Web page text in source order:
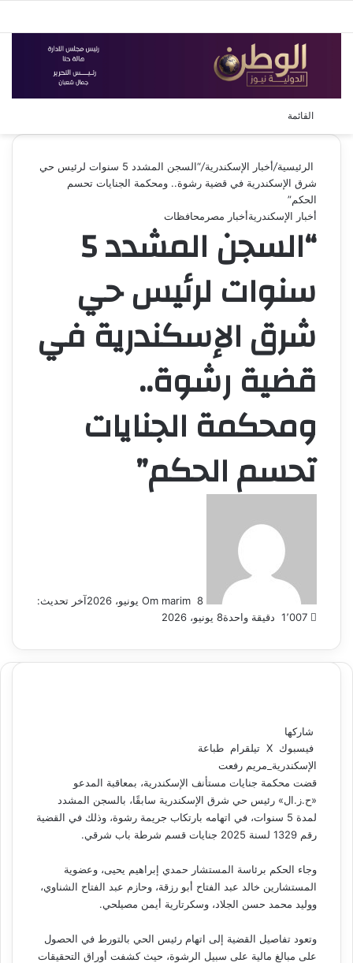
القائمة
الرئيسية/أخبار الإسكندرية/
“السجن المشدد 5 سنوات لرئيس حي
شرق الإسكندرية في قضية رشوة.. ومحكمة الجنايات تحسم
الحكم”
أخبار الإسكندريةأخبار مصر محافظات
“السجن المشدد 5
سنوات لرئيس حي
شرق الإسكندرية في
قضية رشوة..
ومحكمة الجنايات
تحسم الحكم”
Om marim 8 يونيو، 2026
آخر تحديث:
8 يونيو، 2026دقيقة واحدة
شاركها
فيسبوك ‫X تيلقرام طباعة
الإسكندرية_مريم رفعت
قضت محكمة جنايات مستأنف الإسكندرية، بمعاقبة المدعو
«ح.ز.ال» رئيس حي شرق الإسكندرية سابقًا، بالسجن المشدد
لمدة 5 سنوات، في اتهامه بارتكاب جريمة رشوة، وذلك في القضية
رقم 1329 لسنة 2025 جنايات قسم شرطة باب شرقي.
وجاء الحكم برئاسة المستشار حمدي إبراهيم يحيى، وعضوية
المستشارين خالد عبد الفتاح أبو رزقة، وحازم عبد الفتاح الشناوي،
ووليد محمد حسن الجلاد، وسكرتارية أيمن مصيلحي.
وتعود تفاصيل القضية إلى اتهام رئيس الحي بالتورط في الحصول
على مبالغ مالية على سبيل الرشوة، حيث كشفت أوراق التحقيقات